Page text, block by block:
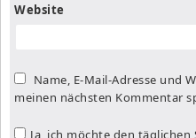
Website
Name, E-Mail-Adresse und
meinen nächsten Kommentar
Ja, ich möchte den